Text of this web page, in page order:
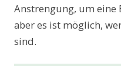
Anstrengung, um eine
aber es ist möglich,
sind.